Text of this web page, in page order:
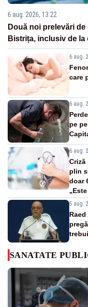
6 aug. 2026, 13:22
Două noi prelevări
Bistrița, inclusiv de la
6 aug.
care
6 aug.
pe
6 aug.
Criză
plin
doar
5 aug.
SANATATE